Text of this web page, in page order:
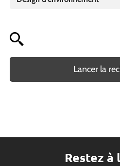
Lancer la
Restez